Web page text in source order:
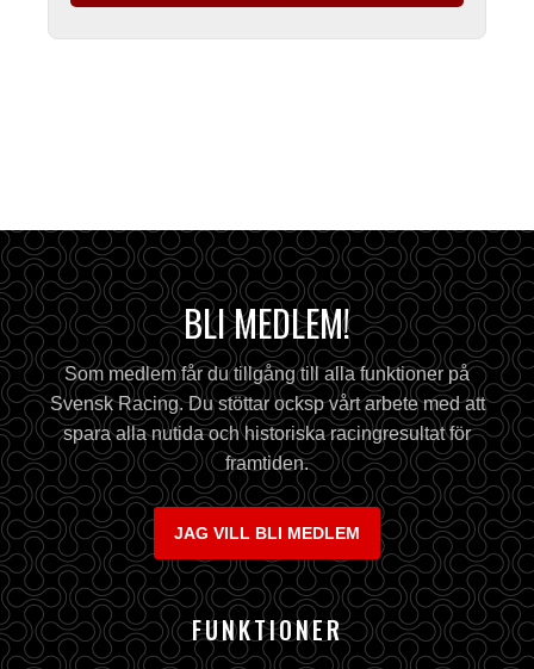
BLI MEDLEM!
Som medlem får du tillgång till alla funktioner på
Svensk Racing. Du stöttar ocksp vårt arbete med att
spara alla nutida och historiska racingresultat för
framtiden.
JAG VILL BLI MEDLEM
FUNKTIONER